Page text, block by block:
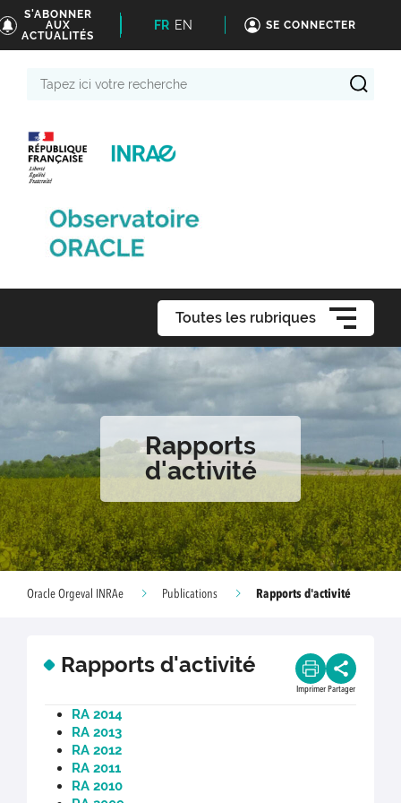
S'ABONNER
AUX
ACTUALITÉS
FR EN SE CONNECTER
Toutes les rubriques
Rapports
d'activité
Oracle Orgeval INRAe Publications Rapports d'activité
Rapports d'activité
Imprimer Partager
RA 2014
RA 2013
RA 2012
RA 2011
RA 2010